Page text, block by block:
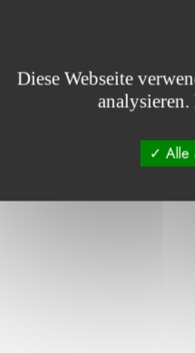
Durchsuchen
Diese Webseite
Alle